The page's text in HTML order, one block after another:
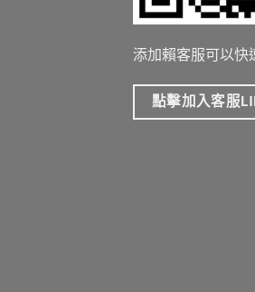
添加賴客服可以快
點擊加入客服